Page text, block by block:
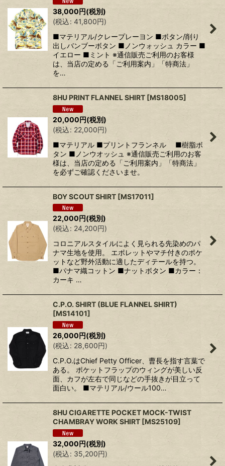
38,000円(税別)
(税込: 41,800円)
■マテリアル/クレープレーヨン ■ボタン/削り
出しバンブーボタン ■ノンウォッシュ カラー ■
イエロー ■ミント ※通信販売ご利用のお客様
は、当店の定める「ご利用案内」「特商法」
を…
8HU PRINT FLANNEL SHIRT [MS18005]
20,000円(税別)
(税込: 22,000円)
■マテリアル ■プリントフランネル ■樹脂ボ
タン ■ノンウオッシュ ※通信販売ご利用のお客
様は、当店の定める「ご利用案内」「特商法」
を必ずご確認くださいませ。
BOY SCOUT SHIRT [MS17011]
22,000 円(税別)
(税込: 24,200円)
コロニアルスタイルによく見られる先染めのパ
ナマ生地を使用。 エポレットやマチ付きのポケ
ットなど野外活動に適したディテールを持つ。
■パナマ織コットン ■ナットボタン ■カラー：
カーキ …
C.P.O. SHIRT (BLUE FLANNEL SHIRT)
[MS14101]
26,000円(税別)
(税込: 28,600円)
C.P.O.はChief Petty Officer、曹長を指す言葉で
ある。 ポケットフラップのウィングが美しい反
面、カフが左右で同じなどの手抜きが目立って
面白い。 ■マテリアル/ウール100…
8HU CIGARETTE POCKET MOCK-TWIST
CHAMBRAY WORK SHIRT [MS25109]
32,000円(税別)
(税込: 35,200円)